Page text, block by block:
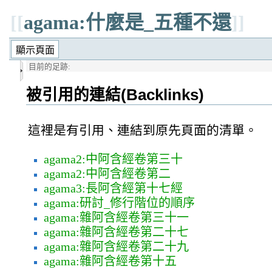
[[agama:什麼是_五種不還]]
目前的足跡:
被引用的連結(Backlinks)
這裡是有引用、連結到原先頁面的清單。
agama2:中阿含經卷第三十
agama2:中阿含經卷第二
agama3:長阿含經第十七經
agama:研討_修行階位的順序
agama:雜阿含經卷第三十一
agama:雜阿含經卷第二十七
agama:雜阿含經卷第二十九
agama:雜阿含經卷第十五